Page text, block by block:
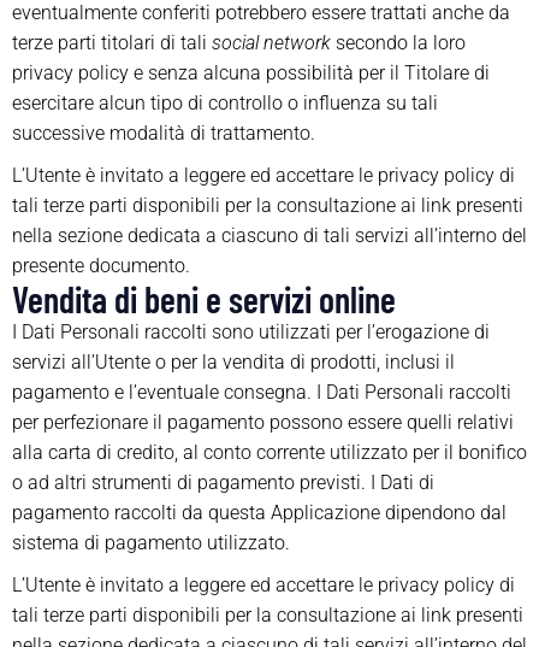
eventualmente conferiti potrebbero essere trattati anche da
terze parti titolari di tali social network secondo la loro
privacy policy e senza alcuna possibilità per il Titolare di
esercitare alcun tipo di controllo o influenza su tali
successive modalità di trattamento.
L’Utente è invitato a leggere ed accettare le privacy policy di
tali terze parti disponibili per la consultazione ai link presenti
nella sezione dedicata a ciascuno di tali servizi all’interno del
presente documento.
Vendita di beni e servizi online
I Dati Personali raccolti sono utilizzati per l’erogazione di
servizi all’Utente o per la vendita di prodotti, inclusi il
pagamento e l’eventuale consegna. I Dati Personali raccolti
per perfezionare il pagamento possono essere quelli relativi
alla carta di credito, al conto corrente utilizzato per il bonifico
o ad altri strumenti di pagamento previsti. I Dati di
pagamento raccolti da questa Applicazione dipendono dal
sistema di pagamento utilizzato.
L’Utente è invitato a leggere ed accettare le privacy policy di
tali terze parti disponibili per la consultazione ai link presenti